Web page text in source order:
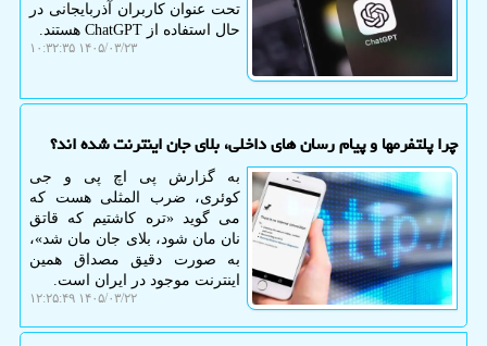
تحت عنوان کاربران آذربایجانی در
حال استفاده از ChatGPT هستند.
۱۴۰۵/۰۳/۲۳ ۱۰:۳۲:۳۵
چرا پلتفرمها و پیام رسان های داخلی، بلای جان اینترنت شده اند؟
به گزارش پی اچ پی و جی
کوئری، ضرب المثلی هست که
می گوید «تره کاشتیم که قاتق
نان مان شود، بلای جان مان شد»،
به صورت دقیق مصداق همین
اینترنت موجود در ایران است.
۱۴۰۵/۰۳/۲۲ ۱۲:۲۵:۴۹